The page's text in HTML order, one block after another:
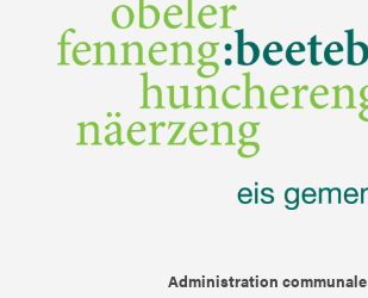
Administration communale